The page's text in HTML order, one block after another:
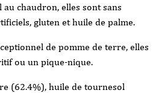
chaudron, elles sont sans
gluten et huile de palme.
de pomme de terre, elles
ou un pique-nique.
(62.4%), huile de tournesol